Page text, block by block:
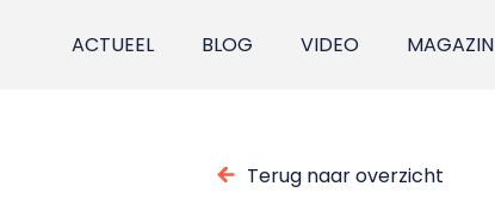
ACTUEEL BLOG VIDEO
Terug naar overzicht